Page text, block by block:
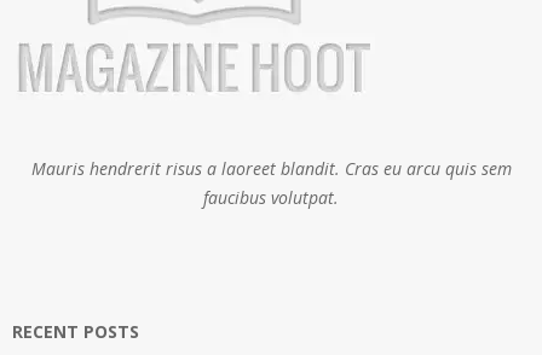
Mauris hendrerit risus a laoreet blandit. Cras eu arcu quis sem
faucibus volutpat.
RECENT POSTS